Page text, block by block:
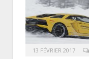
13 FÉVRIER 2017